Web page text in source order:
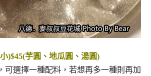
)$45(芋圓、地瓜圓、湯圓)
可選擇一種配料，若想再多一種則再加